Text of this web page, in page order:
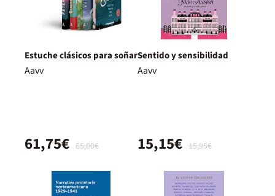
Estuche clásicos para soñar
Aavv
65,00€
61,75€
Sentido y sensibilidad
Aavv
15,95€
15,15€